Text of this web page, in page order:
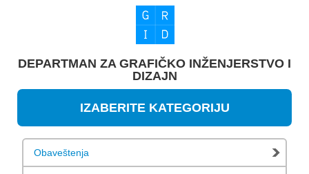
DEPARTMAN ZA GRAFIČKO INŽENJERSTVO I
DIZAJN
IZABERITE KATEGORIJU
Obaveštenja